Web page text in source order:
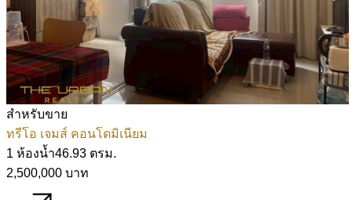
สำหรับขาย
ทรีโอ เจมส์ คอนโดมิเนียม
1 ห้องน้ำ46.93 ตรม.
2,500,000 บาท